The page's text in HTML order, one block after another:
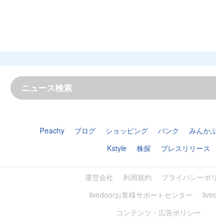
Peachy ブログ ショッピング バンク みんか
Kstyle
株探 プレスリリース
運営会社 利用規約
プライバシーポ
livedoorお客様サポートセンター
コンテンツ・広告ポリシー